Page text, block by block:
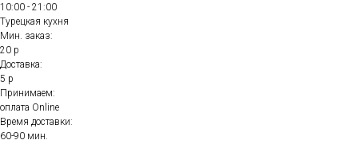
10:00 - 21:00
Турецкая кухня
Мин. заказ:
20 р
Доставка:
5 р
Принимаем:
оплата Online
Время доставки:
60-90 мин.